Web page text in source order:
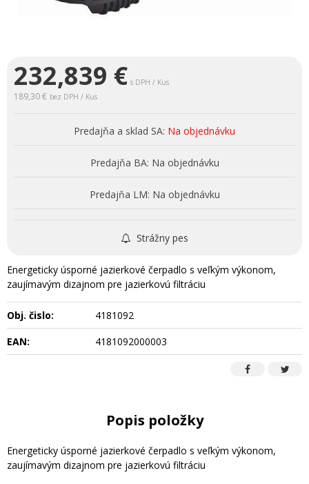
232,839 € s DPH / Kus
189,30 € bez DPH / Kus
Predajňa a sklad SA: Na objednávku
Predajňa BA: Na objednávku
Predajňa LM: Na objednávku
Strážny pes
Energeticky úsporné jazierkové čerpadlo s veľkým výkonom,
zaujímavým dizajnom pre jazierkovú filtráciu
Obj. čislo:
4181092
EAN:
4181092000003
Popis položky
Energeticky úsporné jazierkové čerpadlo s veľkým výkonom,
zaujímavým dizajnom pre jazierkovú filtráciu